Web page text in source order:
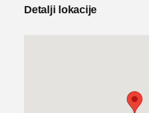
Detalji lokacije